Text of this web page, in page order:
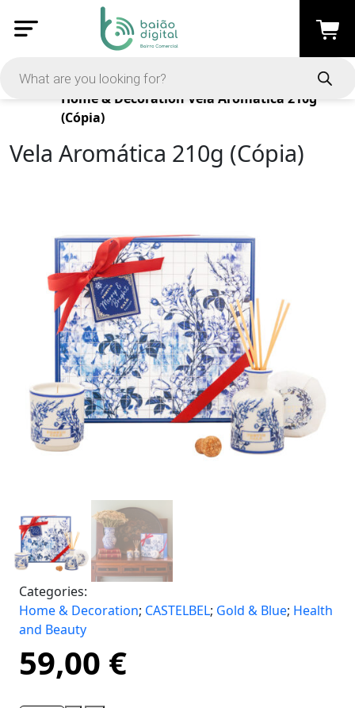
Products
Home & Decoration Vela Aromática 210g
(Cópia)
Vela Aromática 210g (Cópia)
Categories:
Home & Decoration; CASTELBEL; Gold & Blue; Health
and Beauty
59,00 €